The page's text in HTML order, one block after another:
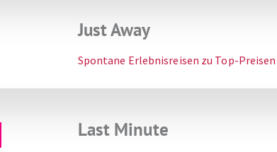
Just Away
Spontane Erlebnisreisen zu Top-Preisen
Last Minute